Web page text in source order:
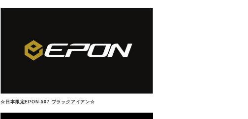
☆日本限定EPON-507 ブラックアイアン☆